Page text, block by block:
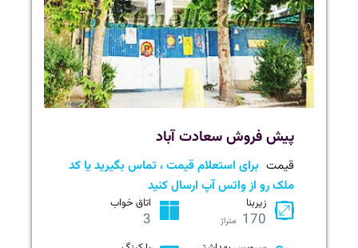
پیش فروش سعادت آباد
قیمت برای استعلام قیمت ، تماس بگیرید یا کد
ملک رو از واتس آپ ارسال کنید
زیربنا
170 متراژ
اتاق خواب
3